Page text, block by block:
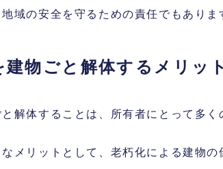
域の安全を守るための責任でもありま
建物ごと解体するメリット
解体することは、所有者にとって多く
メリットとして、老朽化による建物